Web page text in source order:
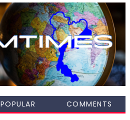
POPULAR COMMENTS